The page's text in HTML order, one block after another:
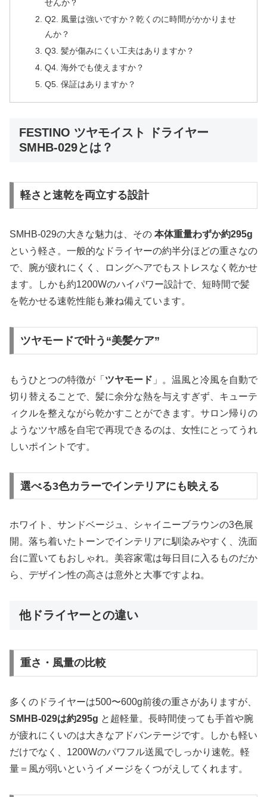
せんか？
Q2. 風量は強いですか？乾くのに時間がかかりませ
んか？
Q3. 髪が傷みにくい工夫はありますか？
Q4. 海外でも使えますか？
Q5. 保証はありますか？
FESTINO ツヤモイスト ドライヤー
SMHB-029とは？
軽さと速乾を両立する設計
SMHB-029の大きな魅力は、その 本体重量わずか約295g
という軽さ。一般的なドライヤーの約半分ほどの重さなの
で、腕が疲れにくく、ロングヘアでもストレスなく乾かせ
ます。しかも約1200Wのハイパワー設計で、短時間で髪
を乾かせる速乾性能も兼ね備えています。
ツヤモードで叶う“美髪ケア”
もうひとつの特徴が「 ツヤモード 」。温風と冷風を自動で
切り替えることで、髪に余分な熱を与えすぎず、キューテ
ィクルを整えながら乾かすことができます。サロン帰りの
ようなツヤ感を自宅で再現できるのは、女性にとってうれ
しいポイントです。
選べる3色カラーでインテリアにも映える
ホワイト、サンドベージュ、シャイニーブラウンの3色展
開。落ち着いたトーンでインテリアに馴染みやすく、洗面
台に置いてもおしゃれ。美容家電は毎日目に入るものだか
ら、デザイン性の高さは意外と大事ですよね。
他ドライヤーとの違い
重さ・風量の比較
多くのドライヤーは500〜600g前後の重さがありますが、
SMHB-029は約295g と超軽量。長時間使っても手首や腕
が疲れにくいのは大きなアドバンテージです。しかも軽い
だけでなく、1200Wのパワフル送風でしっかり速乾。軽
量＝風が弱いというイメージをくつがえしてくれます。